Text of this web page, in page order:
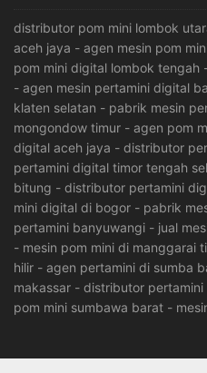
distributor pom mini lombok
aceh jaya - agen mesin pom
pom mini digital lombok tengah
- agen mesin pertamini digital
klaten selatan - pabrik mesin
mongondow timur - agen pom
digital aceh jaya - distributor
pertamini digital timor tengah
bitung - distributor pertamini
mini digital di bogor - pabrik
pertamini banyuwangi - jual
- mesin pom mini di manggarai
hilir - agen pertamini di sumba
makassar - distributor
pom mini sumbawa barat -